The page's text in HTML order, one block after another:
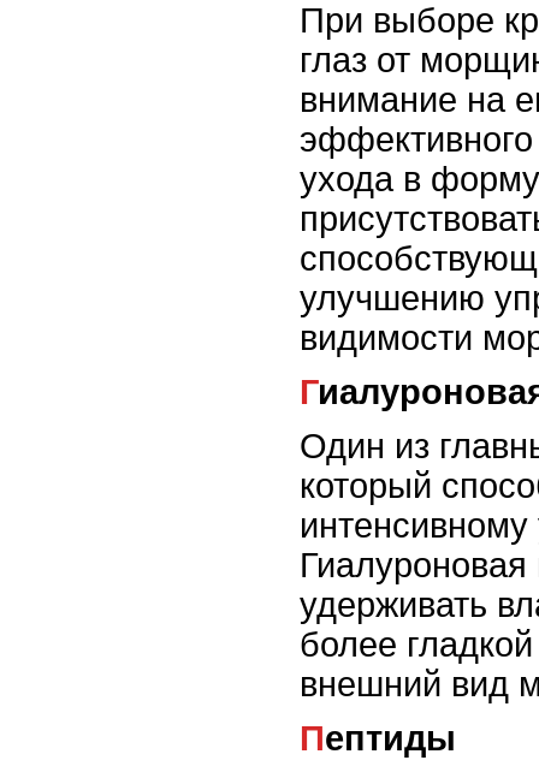
При выборе
глаз от
внимание на
эффективного
ухода в
улучшению
видимости
Один из
который
Гиалуроновая
удерживать
более
внешний вид
Пептиды